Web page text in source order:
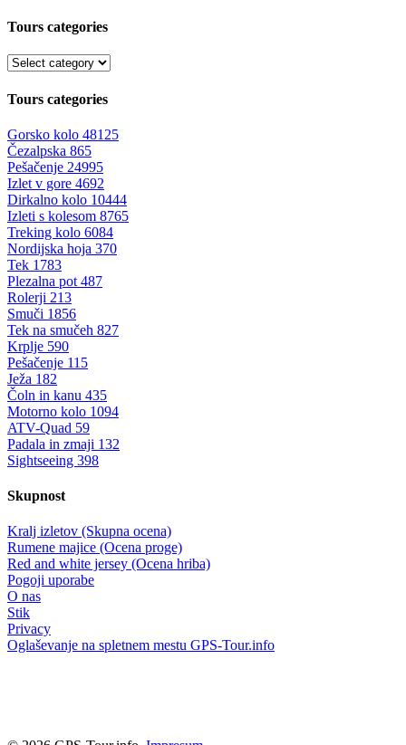
Tours categories
Tours categories
Gorsko kolo 48125
Čezalpska 865
Pešačenje 24995
Izlet v gore 4692
Dirkalno kolo 10444
Izleti s kolesom 8765
Treking kolo 6084
Nordijska hoja 370
Tek 1783
Plezalna pot 487
Rolerji 213
Smuči 1856
Tek na smučeh 827
Krplje 590
Pešačenje 115
Ježa 182
Čoln in kanu 435
Motorno kolo 1094
ATV-Quad 59
Padala in zmaji 132
Sightseeing 398
Skupnost
Kralj izletov (Skupna ocena)
Rumene majice (Ocena proge)
Red and white jersey (Ocena hriba)
Pogoji uporabe
O nas
Stik
Privacy
Oglaševanje na spletnem mestu GPS-Tour.info